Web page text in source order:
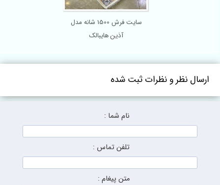
سایت فرش 1500 شانه مدل
آذین هایبالک
ارسال نظر و نظرات ثبت شده
نام شما :
تلفن تماس :
متن پیغام :